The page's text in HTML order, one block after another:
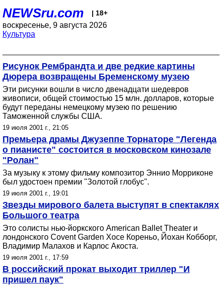
NEWSru.com | 18+
воскресенье, 9 августа 2026
Культура
Рисунок Рембрандта и две редкие картины
Дюрера возвращены Бременскому музею
Эти рисунки вошли в число двенадцати шедевров
живописи, общей стоимостью 15 млн. долларов, которые
будут переданы немецкому музею по решению
Таможенной службы США.
19 июля 2001 г., 21:05
Премьера драмы Джузеппе Торнаторе "Легенда
о пианисте" состоится в московском кинозале
"Ролан"
За музыку к этому фильму композитор Эннио Морриконе
был удостоен премии "Золотой глобус".
19 июля 2001 г., 19:01
Звезды мирового балета выступят в спектаклях
Большого театра
Это солисты нью-йоркского American Ballet Theater и
лондонского Covent Garden Хосе Кореньо, Йохан Кобборг,
Владимир Малахов и Карлос Акоста.
19 июля 2001 г., 17:59
В российский прокат выходит триллер "И
пришел паук"